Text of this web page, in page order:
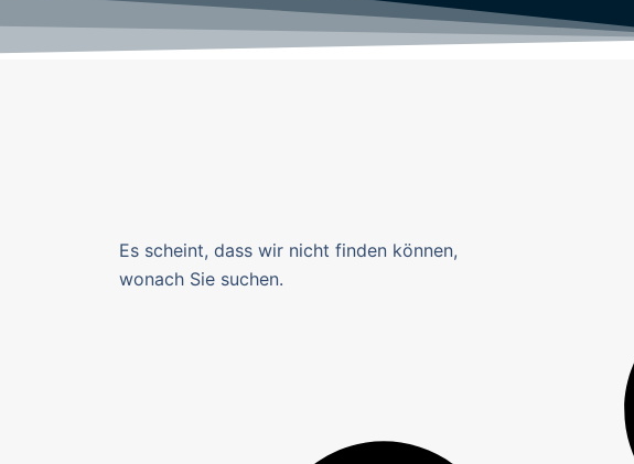
Es scheint, dass wir nicht finden können,
wonach Sie suchen.